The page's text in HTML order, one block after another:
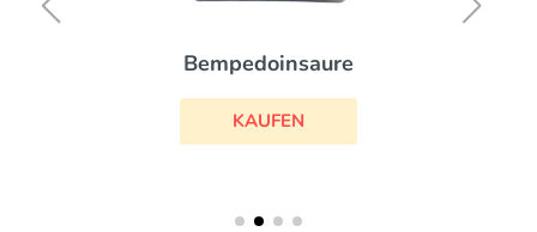
Bempedoinsaure
KAUFEN